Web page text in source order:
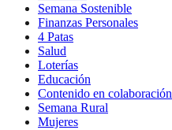
Semana Sostenible
Finanzas Personales
4 Patas
Salud
Loterías
Educación
Contenido en colaboración
Semana Rural
Mujeres